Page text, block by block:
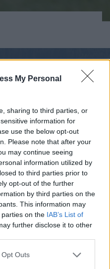
My Personal
sharing to third parties, or
information for
use the below opt-out
Please note that after your
may continue seeing
information utilized by
to third parties prior to
opt-out of the further
by third parties on the
This information may
on the IAB’s List of
further disclose it to other
Outs